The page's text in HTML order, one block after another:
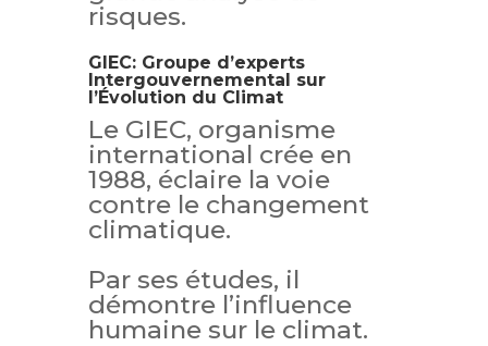
risques.
GIEC: Groupe d’experts
Intergouvernemental sur
l’Évolution du Climat
Le GIEC, organisme
international crée en
1988, éclaire la voie
contre le changement
climatique.
Par ses études, il
démontre l’influence
humaine sur le climat.